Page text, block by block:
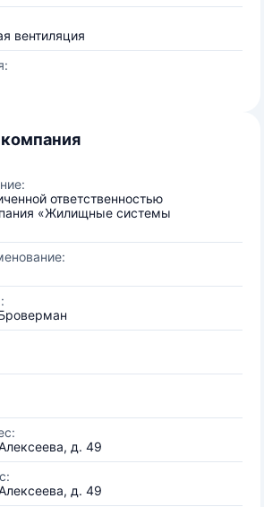
вентиляция
ответственностью
«Жилищные системы
д. 49
д. 49